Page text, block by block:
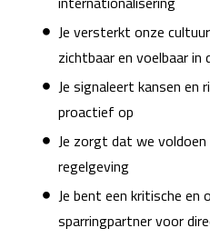
Je versterkt onze
zichtbaar en voelbaar in
Je signaleert kansen en
proactief op
Je zorgt dat we
regelgeving
Je bent een kritische en
sparringpartner voor